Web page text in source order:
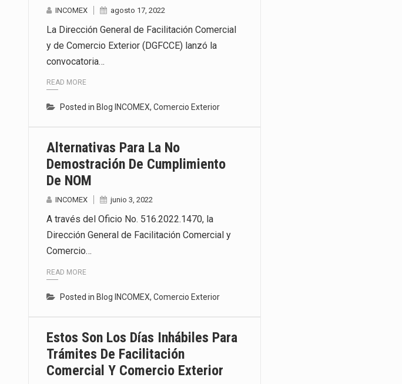
INCOMEX agosto 17, 2022
La Dirección General de Facilitación Comercial
y de Comercio Exterior (DGFCCE) lanzó la
convocatoria…
READ MORE
Posted in Blog INCOMEX, Comercio Exterior
Alternativas Para La No
Demostración De Cumplimiento
De NOM
INCOMEX junio 3, 2022
A través del Oficio No. 516.2022.1470, la
Dirección General de Facilitación Comercial y
Comercio…
READ MORE
Posted in Blog INCOMEX, Comercio Exterior
Estos Son Los Días Inhábiles Para
Trámites De Facilitación
Comercial Y Comercio Exterior